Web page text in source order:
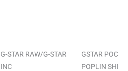
G-STAR RAW/G-STAR
INC
GSTAR
POPLIN SHIRT